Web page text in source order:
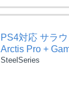
PS4対応 サラ
Arctis Pro +
SteelSeries